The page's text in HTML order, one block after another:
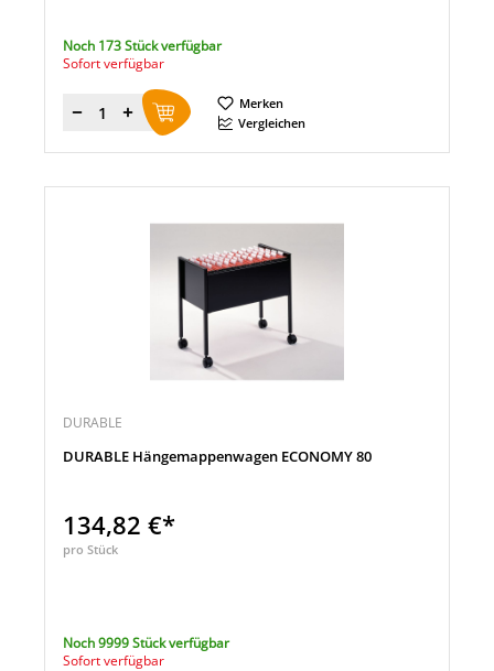
Noch 173 Stück verfügbar
Sofort verfügbar
Menge
Merken
Vergleichen
DURABLE
DURABLE Hängemappenwagen ECONOMY 80
134,82 €*
pro Stück
Noch 9999 Stück verfügbar
Sofort verfügbar